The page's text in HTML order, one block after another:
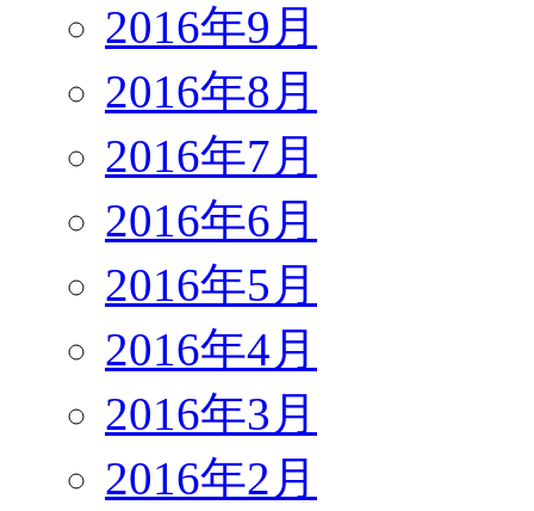
2016年9月
2016年8月
2016年7月
2016年6月
2016年5月
2016年4月
2016年3月
2016年2月